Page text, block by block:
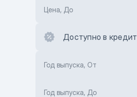
Цена, До
Доступно в кредит
Год выпуска, От
Год выпуска, До